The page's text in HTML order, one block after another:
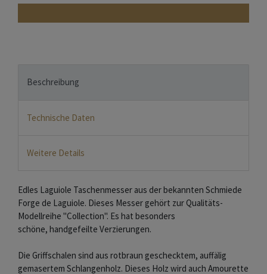
Beschreibung
Technische Daten
Weitere Details
Edles Laguiole Taschenmesser aus der bekannten Schmiede
Forge de Laguiole. Dieses Messer gehört zur Qualitäts-
Modellreihe "Collection". Es hat besonders
schöne, handgefeilte Verzierungen.
Die Griffschalen sind aus rotbraun geschecktem, auffälig
gemasertem Schlangenholz. Dieses Holz wird auch Amourette